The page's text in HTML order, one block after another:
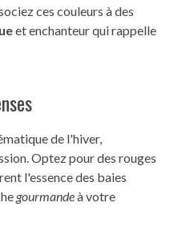
ces couleurs à des
et enchanteur qui rappelle
de l'hiver,
Optez pour des rouges
l'essence des baies
gourmandeà votre